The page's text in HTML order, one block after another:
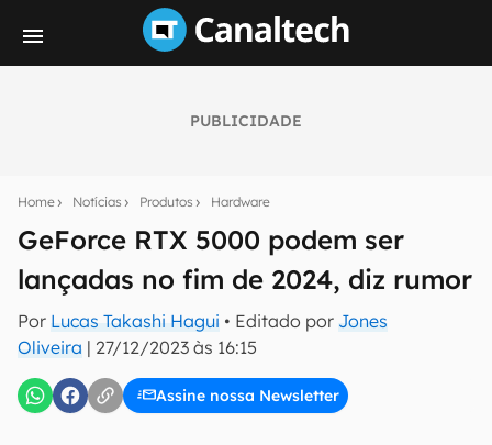
PUBLICIDADE
Home Notícias Produtos Hardware
GeForce RTX 5000 podem ser
lançadas no fim de 2024, diz rumor
Por Lucas Takashi Hagui • Editado por Jones
Oliveira | 27/12/2023 às 16:15
Assine nossa Newsletter
notícias e reviews sobre tecnologia em primeira
mão.
E-mail